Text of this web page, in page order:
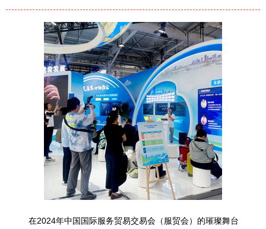
在2024年中国国际服务贸易交易会（服贸会）的璀璨舞台